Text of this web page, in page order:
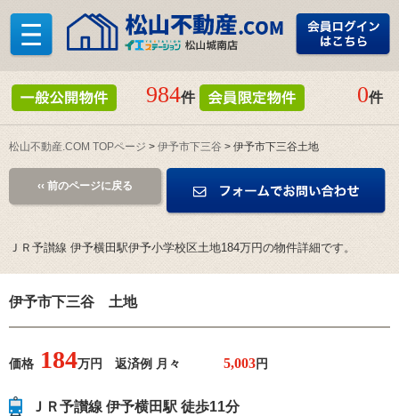
984件 0件
松山不動産.COM TOPページ > 伊予市下三谷 > 伊予市下三谷土地
‹‹ 前のページに戻る
ＪＲ予讃線 伊予横田駅伊予小学校区土地184万円の物件詳細です。
伊予市下三谷 土地
価格 184万円 返済例 月々 円
ＪＲ予讃線 伊予横田駅 徒歩11分